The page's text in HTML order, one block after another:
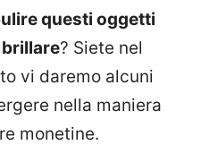
questi oggetti
? Siete nel
vi daremo alcuni
nella maniera
monetine.